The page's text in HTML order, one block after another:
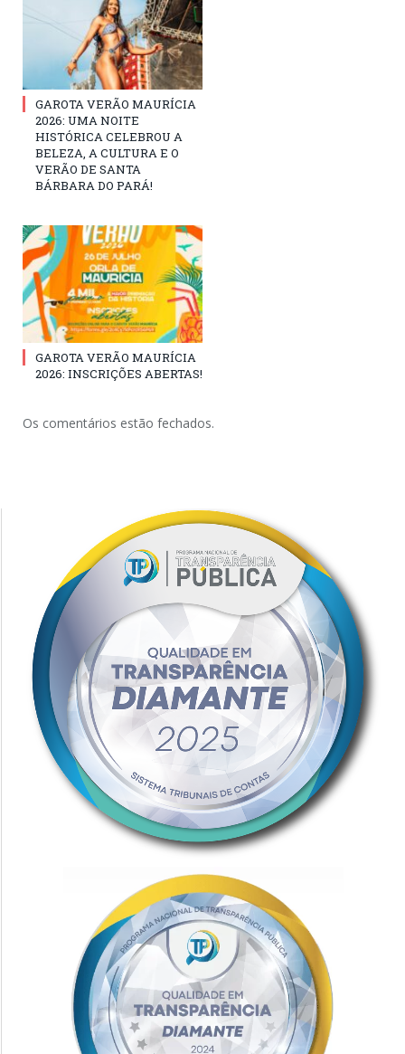
GAROTA VERÃO MAURÍCIA
2026: UMA NOITE
HISTÓRICA CELEBROU A
BELEZA, A CULTURA E O
VERÃO DE SANTA
BÁRBARA DO PARÁ!
GAROTA VERÃO MAURÍCIA
2026: INSCRIÇÕES ABERTAS!
Os comentários estão fechados.